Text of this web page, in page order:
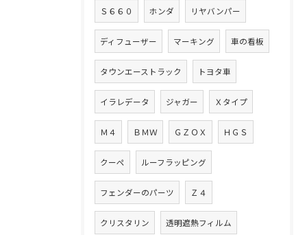
Ｓ６６０ ホンダ リヤバンパー
ディフューザー マーキング 車の看板
タウンエーストラック トヨタ車
イラレデータ ジャガー Ｘタイプ
Ｍ４ ＢＭＷ ＧＺＯＸ ＨＧＳ
クーペ ルーフラッピング
フェンダーのパーツ Ｚ４
クリスタリン 透明遮熱フィルム